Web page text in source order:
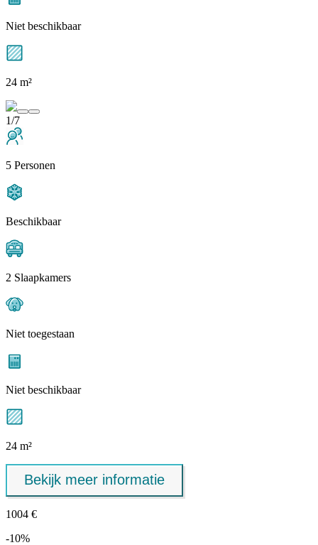
Niet beschikbaar
24 m²
1/7
5 Personen
Beschikbaar
2 Slaapkamers
Niet toegestaan
Niet beschikbaar
24 m²
Bekijk meer informatie
1004 €
-10%